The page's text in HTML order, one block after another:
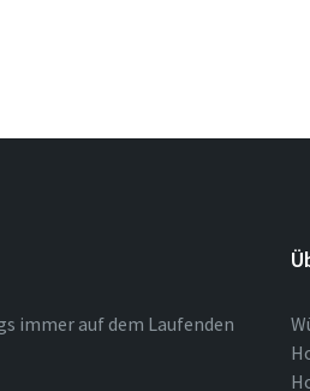
immer auf dem Laufenden